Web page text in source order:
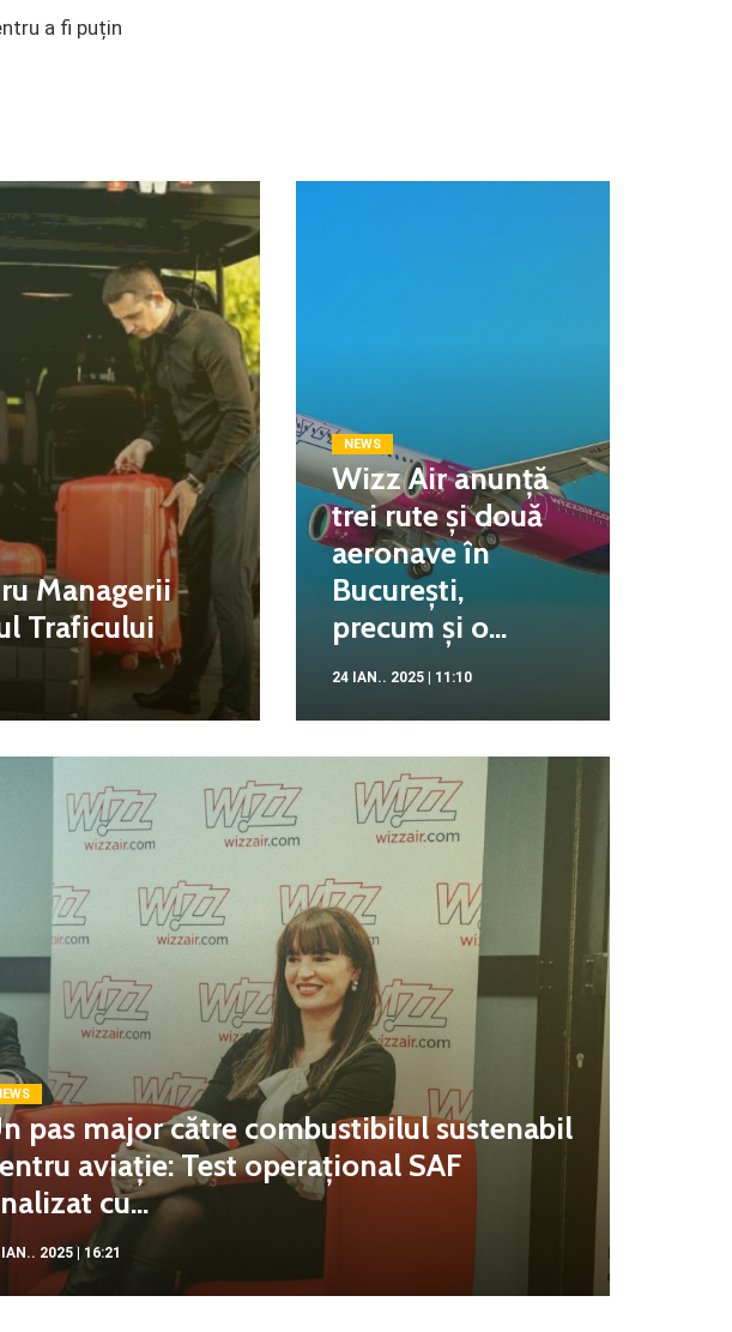
a fi puțin
Managerii
Traficului
NEWS
Wizz Air anunță
trei rute și două
aeronave în
București,
precum și o...
24 IAN.. 2025 | 11:10
pas major către combustibilul sustenabil
aviație: Test operațional SAF
cu...
2025 | 16:21